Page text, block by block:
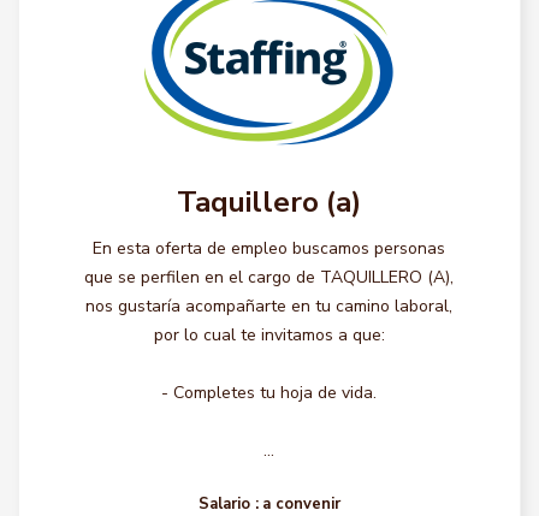
Taquillero (a)
En esta oferta de empleo buscamos personas
que se perfilen en el cargo de TAQUILLERO (A),
nos gustaría acompañarte en tu camino laboral,
por lo cual te invitamos a que:
- Completes tu hoja de vida.
...
Salario : a convenir